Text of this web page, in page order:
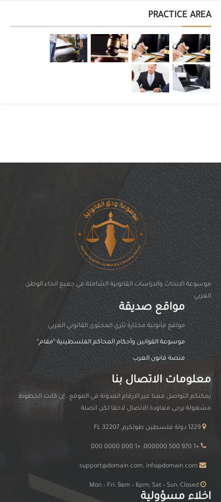
PRACTICE AREA
موسوعة الابحاث والدراسات القانونية الشاملة في جميع انحاء الوطن
العربي
مواقع صديقة
مواقغ قانونية مختارة تثري المحتوى القانوني العربي
موسوعة القوانين وأحكام المحاكم الفلسطينية “مقام“
منصة قانون العرب
معلومات الاتصال بنا
يمكنكم التواصل معنا عبر الارقام المدونة في الموقع ، إن كانت الخطوط
مشغولة يرجى معاودة الاتصال لاحقا لكن اتصلة
+1 970 500 000000, +1 000 0000 000
اخلاء مسؤولية